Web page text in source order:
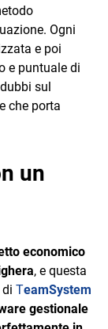
Ogni
e poi
e puntuale di
sul
che porta
un
economico
, e questa
TeamSystem
gestionale